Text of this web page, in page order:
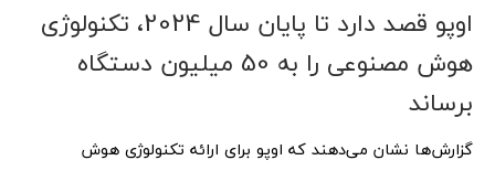
اوپو قصد دارد تا پایان سال 2024، تکنولوژی
هوش مصنوعی را به 50 میلیون دستگاه
برساند
گزارش‌ها نشان می‌دهند که اوپو برای ارائه تکنولوژی هوش